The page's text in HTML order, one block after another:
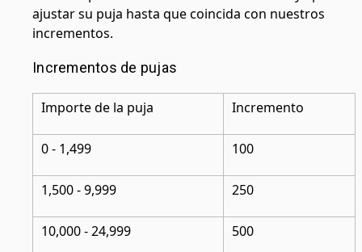
ajustar su puja hasta que coincida con nuestros
incrementos.
Incrementos de pujas
Importe de la puja Incremento
0 - 1,499 100
1,500 - 9,999 250
10,000 - 24,999 500